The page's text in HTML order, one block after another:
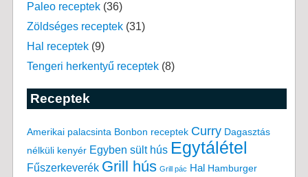
Paleo receptek(36)
Zöldséges receptek(31)
Hal receptek(9)
Tengeri herkentyű receptek(8)
Receptek
Amerikai palacsinta Bonbon receptek Curry Dagasztás
nélküli kenyér Egyben sült hús Egytálétel
Fűszerkeverék Grill hús Grill pác Hal Hamburger